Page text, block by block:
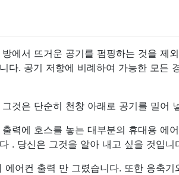
방에서 뜨거운 공기를 펌핑하는 것을 제
다. 공기 저항에 비례하여 가능한 모든
그것은 단순히 천창 아래로 공기를 밀어
출력에 호스를 놓는 대부분의 휴대용 에
. 당신은 그것을 알아 내고 싶을 것입니
에어컨 출력 만 그렸습니다. 또한 응축